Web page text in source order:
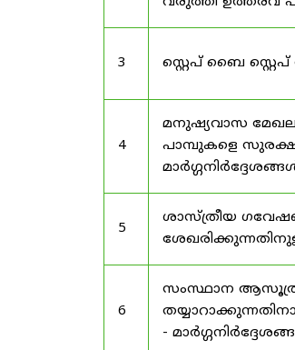
3 സ്റ്റെപ് ബൈ
4
മനുഷ്യവാസ
പാമ്പുകളെ
5
ശാസ്ത്രീയ
6
സംസ്ഥാന
-